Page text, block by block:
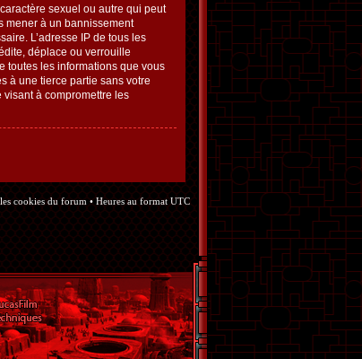
sexuel ou autre qui peut
mener à un bannissement
L’adresse IP de tous les
déplace ou verrouille
toutes les informations que vous
à une tierce partie sans votre
à compromettre les
cookies du forum • Heures au format UTC